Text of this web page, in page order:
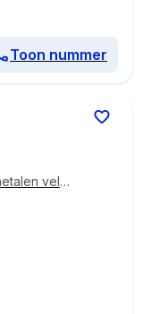
Toon nummer
velg